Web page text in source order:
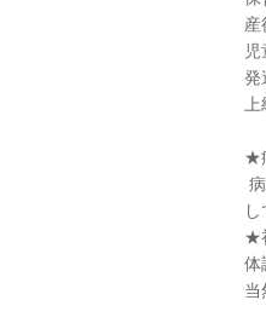
産
発
上
★
★
体